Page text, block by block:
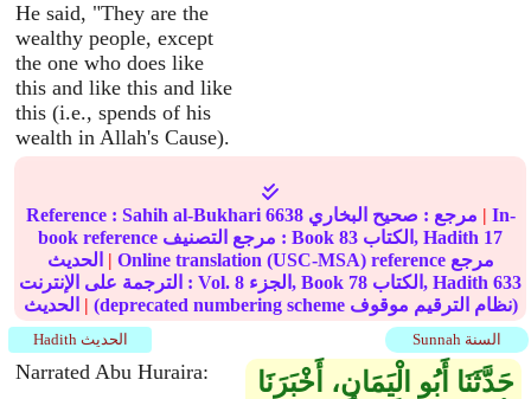
He said, "They are the
wealthy people, except
the one who does like
this and like this and like
this (i.e., spends of his
wealth in Allah's Cause).
Reference : Sahih al-Bukhari 6638 مرجع : صحيح البخاري | In-
book reference مرجع التصنيف : Book83 الكتاب, Hadith 17
| Online translation (USC-MSA) reference مرجع
الترجمة على الإنترنت : Vol.8 الجزء, Book 78 الكتاب, Hadith633
| (deprecated numbering scheme نظام الترقيم موقوف)
Sunnah السنة Hadith الحديث
Narrated Abu Huraira:
حَدَّثَنَا أَبُو الْيَمَانِ، أَخْبَرَنَا